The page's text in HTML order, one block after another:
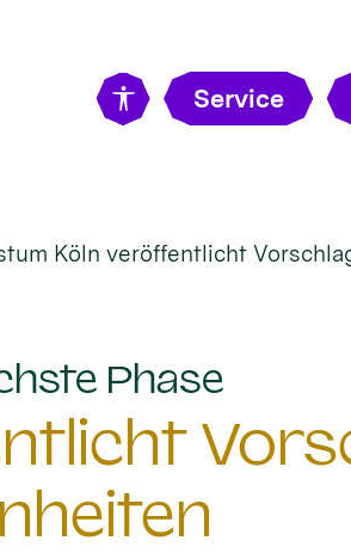
Service
Köln veröffentlicht
Phase